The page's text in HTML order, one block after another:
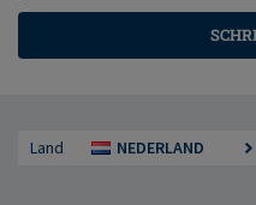
Land NEDERLAND